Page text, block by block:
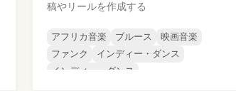
稿やリールを作成する
アフリカ音楽 ブルース
映画音楽
ファンク
インディー・ダンス
インディー・ダンス